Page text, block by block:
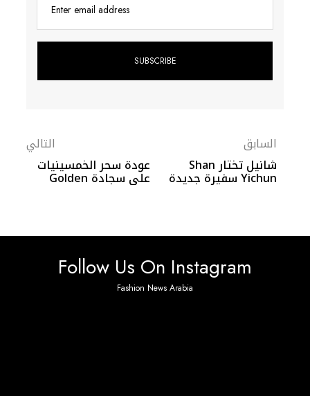
Enter email address
السابق
شانيل تختار Shan
Yichun سفيرة جديدة
التالي
عودة سحر الخمسينيات
على سجادة Golden
Globe 83
Follow Us On Instagram
Fashion News Arabia